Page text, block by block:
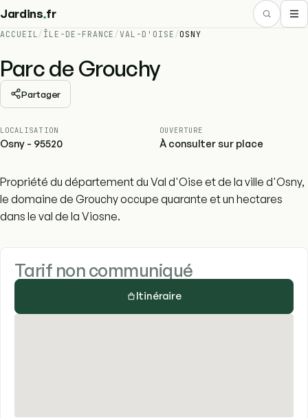
Jardins.fr
ACCUEIL/ ÎLE-DE-FRANCE /VAL-D'OISE /OSNY
Parc de Grouchy
Partager
LOCALISATION
Osny - 95520
OUVERTURE
À consulter sur place
Propriété du département du Val d'Oise et de la ville d'Osny,
le domaine de Grouchy occupe quarante et un hectares
dans le val de la Viosne.
Tarif non communiqué
Itinéraire